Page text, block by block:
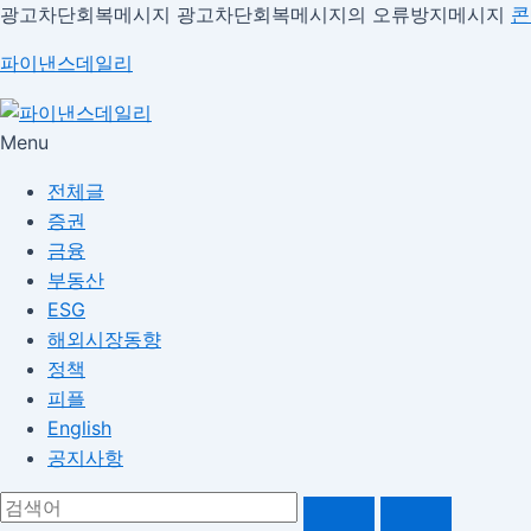
광고차단회복메시지 광고차단회복메시지의 오류방지메시지
파이낸스데일리
Menu
전체글
증권
금융
부동산
ESG
해외시장동향
정책
피플
English
공지사항